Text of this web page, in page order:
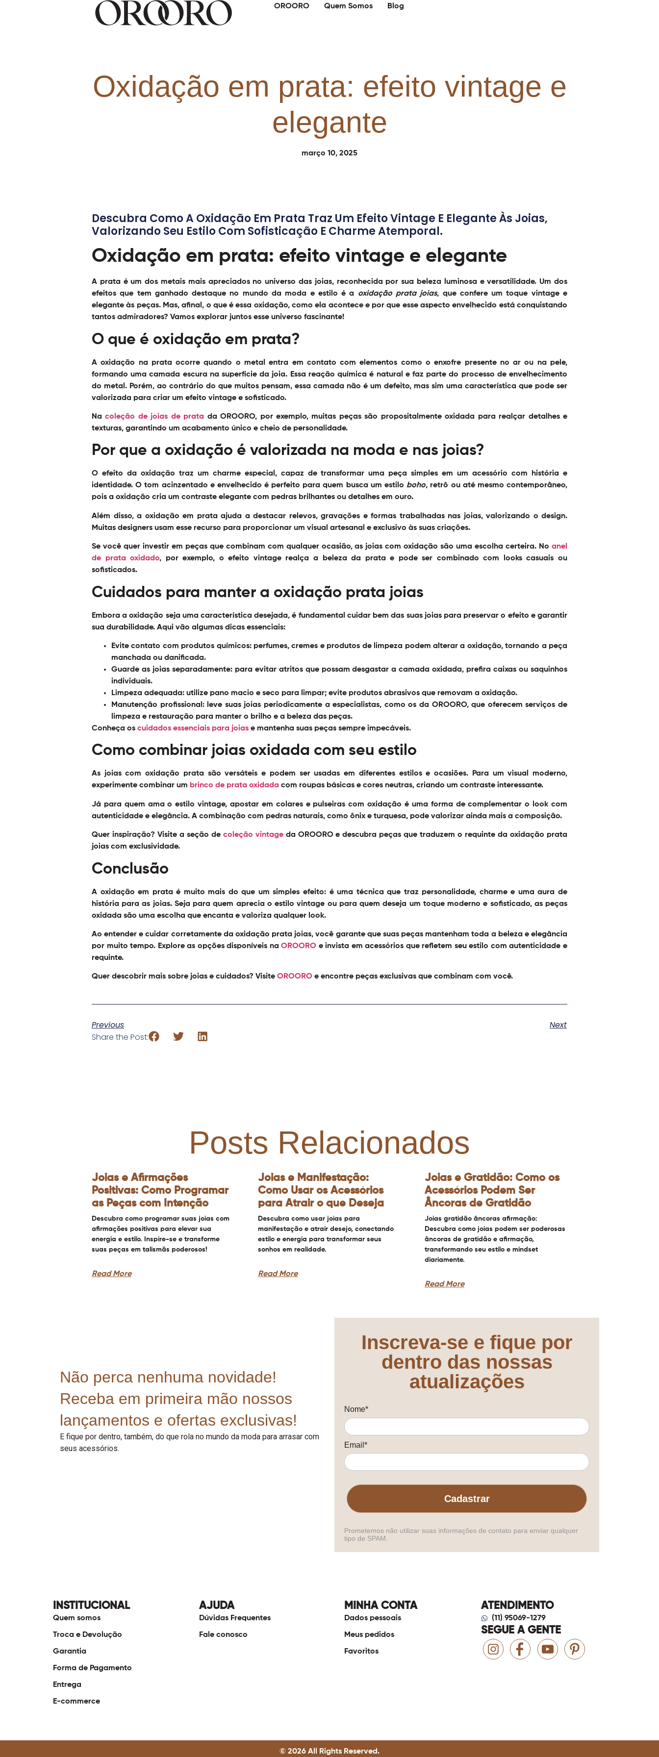
OROORO Quem Somos Blog
Oxidação em prata: efeito vintage e
elegante
março 10, 2025
Descubra Como A Oxidação Em Prata Traz Um Efeito Vintage E Elegante Às Joias,
Valorizando Seu Estilo Com Sofisticação E Charme Atemporal.
Oxidação em prata: efeito vintage e elegante
A prata é um dos metais mais apreciados no universo das joias, reconhecida por sua beleza luminosa e versatilidade. Um dos
efeitos que tem ganhado destaque no mundo da moda e estilo é a oxidação prata joias, que confere um toque vintage e
elegante às peças. Mas, afinal, o que é essa oxidação, como ela acontece e por que esse aspecto envelhecido está conquistando
tantos admiradores? Vamos explorar juntos esse universo fascinante!
O que é oxidação em prata?
A oxidação na prata ocorre quando o metal entra em contato com elementos como o enxofre presente no ar ou na pele,
formando uma camada escura na superfície da joia. Essa reação química é natural e faz parte do processo de envelhecimento
do metal. Porém, ao contrário do que muitos pensam, essa camada não é um defeito, mas sim uma característica que pode ser
valorizada para criar um efeito vintage e sofisticado.
Nacoleção de joias de prata da OROORO, por exemplo, muitas peças são propositalmente oxidada para realçar detalhes e
texturas, garantindo um acabamento único e cheio de personalidade.
Por que a oxidação é valorizada na moda e nas joias?
O efeito da oxidação traz um charme especial, capaz de transformar uma peça simples em um acessório com história e
identidade. O tom acinzentado e envelhecido é perfeito para quem busca um estilo boho, retrô ou até mesmo contemporâneo,
pois a oxidação cria um contraste elegante com pedras brilhantes ou detalhes em ouro.
Além disso, a oxidação em prata ajuda a destacar relevos, gravações e formas trabalhadas nas joias, valorizando o design.
Muitas designers usam esse recurso para proporcionar um visual artesanal e exclusivo às suas criações.
Se você quer investir em peças que combinam com qualquer ocasião, as joias com oxidação são uma escolha certeira. No anel
de prata oxidado, por exemplo, o efeito vintage realça a beleza da prata e pode ser combinado com looks casuais ou
sofisticados.
Cuidados para manter a oxidação prata joias
Embora a oxidação seja uma característica desejada, é fundamental cuidar bem das suas joias para preservar o efeito e garantir
sua durabilidade. Aqui vão algumas dicas essenciais:
Evite contato com produtos químicos:perfumes, cremes e produtos de limpeza podem alterar a oxidação, tornando a peça
manchada ou danificada.
Guarde as joias separadamente:para evitar atritos que possam desgastar a camada oxidada, prefira caixas ou saquinhos
individuais.
Limpeza adequada: utilize pano macio e seco para limpar; evite produtos abrasivos que removam a oxidação.
Manutenção profissional:leve suas joias periodicamente a especialistas, como os da OROORO, que oferecem serviços de
limpeza e restauração para manter o brilho e a beleza das peças.
Conheça os cuidados essenciais para joias e mantenha suas peças sempre impecáveis.
Como combinar joias oxidada com seu estilo
As joias com oxidação prata são versáteis e podem ser usadas em diferentes estilos e ocasiões. Para um visual moderno,
experimente combinar um brinco de prata oxidada com roupas básicas e cores neutras, criando um contraste interessante.
Já para quem ama o estilo vintage, apostar em colares e pulseiras com oxidação é uma forma de complementar o look com
autenticidade e elegância. A combinação com pedras naturais, como ônix e turquesa, pode valorizar ainda mais a composição.
Quer inspiração? Visite a seção de coleção vintageda OROORO e descubra peças que traduzem o requinte da oxidação prata
joias com exclusividade.
Conclusão
A oxidação em prata é muito mais do que um simples efeito: é uma técnica que traz personalidade, charme e uma aura de
história para as joias. Seja para quem aprecia o estilo vintage ou para quem deseja um toque moderno e sofisticado, as peças
oxidada são uma escolha que encanta e valoriza qualquer look.
Ao entender e cuidar corretamente da oxidação prata joias, você garante que suas peças mantenham toda a beleza e elegância
por muito tempo. Explore as opções disponíveis naOROORO e invista em acessórios que refletem seu estilo com autenticidade e
requinte.
Quer descobrir mais sobre joias e cuidados? Visite OROORO e encontre peças exclusivas que combinam com você.
Previous
Next
Share the Post:
Posts Relacionados
Joias e Afirmações
Positivas: Como Programar
as Peças com Intenção
Descubra como programar suas joias com
afirmações positivas para elevar sua
energia e estilo. Inspire-se e transforme
suas peças em talismãs poderosos!
Read More
Joias e Manifestação:
Como Usar os Acessórios
para Atrair o que Deseja
Descubra como usar joias para
manifestação e atrair desejo, conectando
estilo e energia para transformar seus
sonhos em realidade.
Read More
Joias e Gratidão: Como os
Acessórios Podem Ser
Âncoras de Gratidão
Joias gratidão âncoras afirmação:
Descubra como joias podem ser poderosas
âncoras de gratidão e afirmação,
transformando seu estilo e mindset
diariamente.
Read More
Não perca nenhuma novidade!
Receba em primeira mão nossos
lançamentos e ofertas exclusivas!
E fique por dentro, também, do que rola no mundo da moda para arrasar com
seus acessórios.
Inscreva-se e fique por
dentro das nossas
atualizações
Nome*
Email*
Cadastrar
Prometemos não utilizar suas informações de contato para enviar qualquer
tipo de SPAM.
INSTITUCIONAL
Quem somos
Troca e Devolução
Garantia
Forma de Pagamento
Entrega
E-commerce
AJUDA
Dúvidas Frequentes
Fale conosco
MINHA CONTA
Dados pessoais
Meus pedidos
Favoritos
ATENDIMENTO
(11) 95069-1279
SEGUE A GENTE
© 2026 All Rights Reserved.